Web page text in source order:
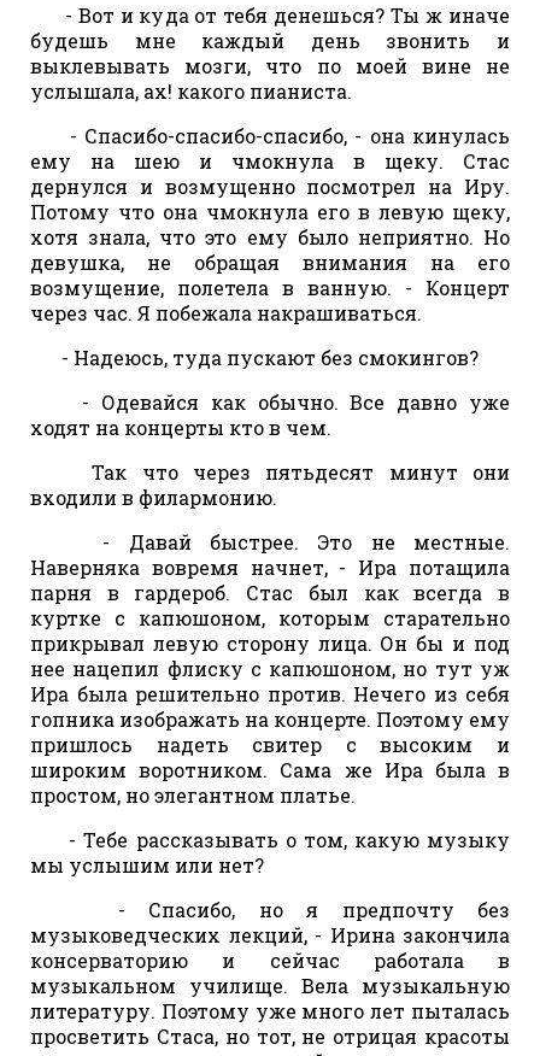
- Вот и куда от тебя денешься? Ты ж иначе
будешь мне каждый день звонить и
выклевывать мозги, что по моей вине не
услышала, ах! какого пианиста.
- Спасибо-спасибо-спасибо, - она кинулась
ему на шею и чмокнула в щеку. Стас
дернулся и возмущенно посмотрел на Иру.
Потому что она чмокнула его в левую щеку,
хотя знала, что это ему было неприятно. Но
девушка, не обращая внимания на его
возмущение, полетела в ванную. - Концерт
через час. Я побежала накрашиваться.
- Надеюсь, туда пускают без смокингов?
- Одевайся как обычно. Все давно уже
ходят на концерты кто в чем.
Так что через пятьдесят минут они
входили в филармонию.
- Давай быстрее. Это не местные.
Наверняка вовремя начнет, - Ира потащила
парня в гардероб. Стас был как всегда в
куртке с капюшоном, которым старательно
прикрывал левую сторону лица. Он бы и под
нее нацепил флиску с капюшоном, но тут уж
Ира была решительно против. Нечего из себя
гопника изображать на концерте. Поэтому ему
пришлось надеть свитер с высоким и
широким воротником. Сама же Ира была в
простом, но элегантном платье.
- Тебе рассказывать о том, какую музыку
мы услышим или нет?
- Спасибо, но я предпочту без
музыковедческих лекций, - Ирина закончила
консерваторию и сейчас работала в
музыкальном училище. Вела музыкальную
литературу. Поэтому уже много лет пыталась
просветить Стаса, но тот, не отрицая красоты